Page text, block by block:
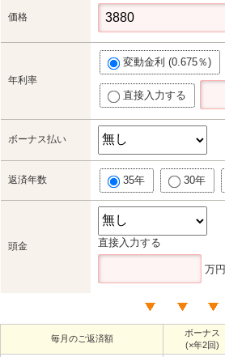
価格
年利率
変動金利 (0.675％)
直接入力する
ボーナス払い
返済年数 35年 30年
頭金 直接入力する
万円
毎月のご返済額
ボーナス
(×年2回)